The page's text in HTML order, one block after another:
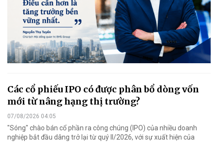
Các cổ phiếu IPO có được phân bổ dòng vốn
mới từ nâng hạng thị trường?
07/08/2026 04:05
"Sóng" chào bán cổ phần ra công chúng (IPO) của nhiều doanh
nghiệp bắt đầu dâng trở lại từ quý II/2026, với sự xuất hiện của